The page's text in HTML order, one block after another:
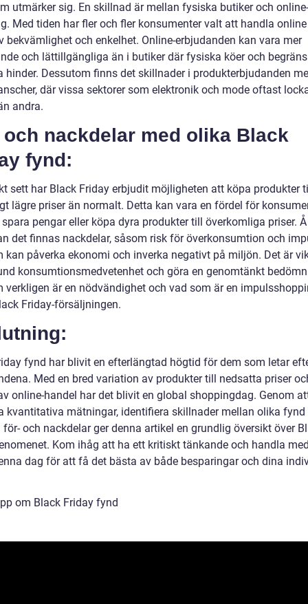
utmärker sig. En skillnad är mellan fysiska butiker och online-
Med tiden har fler och fler konsumenter valt att handla
bekvämlighet och enkelhet. Online-erbjudanden kan vara mer
och lättillgängliga än i butiker där fysiska köer och
hinder. Dessutom finns det skillnader i produkterbjudanden
där vissa sektorer som elektronik och mode oftast
andra.
och nackdelar med olika Black
fynd:
sett har Black Friday erbjudit möjligheten att köpa produkter
lägre priser än normalt. Detta kan vara en fördel för
pengar eller köpa dyra produkter till överkomliga priser.
det finnas nackdelar, såsom risk för överkonsumtion och
kan påverka ekonomi och inverka negativt på miljön. Det är
konsumtionsmedvetenhet och göra en genomtänkt
verkligen är en nödvändighet och vad som är en
Friday-försäljningen.
fynd har blivit en efterlängtad högtid för dem som letar
Med en bred variation av produkter till nedsatta priser
online-handel har det blivit en global shoppingdag. Genom
kvantitativa mätningar, identifiera skillnader mellan olika fynd
för- och nackdelar ger denna artikel en grundlig översikt över
Kom ihåg att ha ett kritiskt tänkande och handla
dag för att få det bästa av både besparingar och dina
om Black Friday fynd